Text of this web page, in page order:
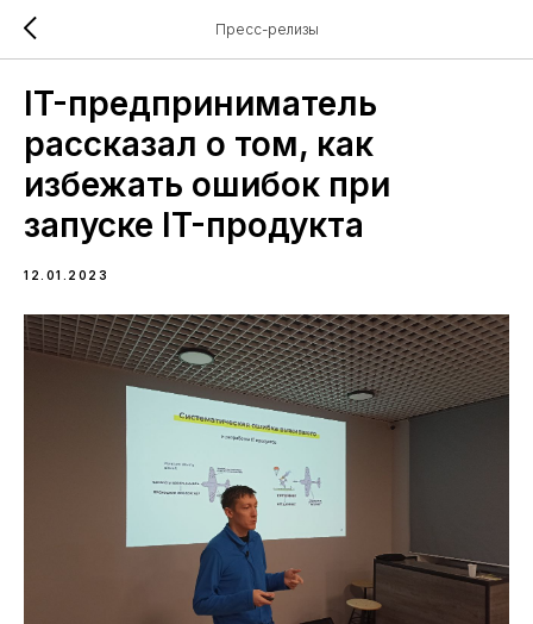
Пресс-релизы
IT-предприниматель
рассказал о том, как
избежать ошибок при
запуске IT-продукта
12.01.2023